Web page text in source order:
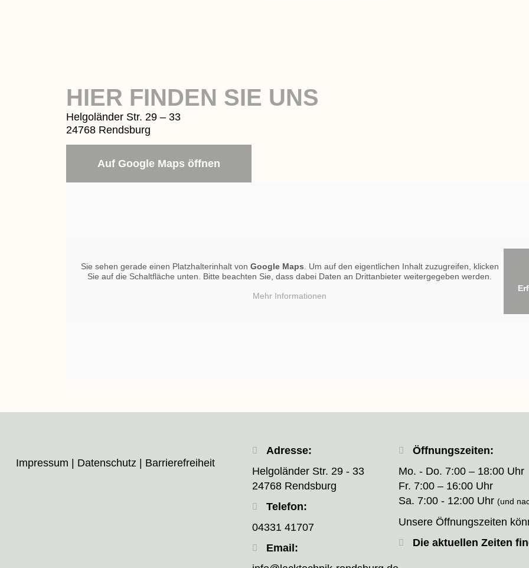
HIER FINDEN SIE UNS
Helgoländer Str. 29 – 33
24768 Rendsburg
Auf Google Maps öffnen
Sie sehen gerade einen Platzhalterinhalt von Google Maps . Um auf den eigentlichen Inhalt zuzugreifen, klicken
Sie auf die Schaltfläche unten. Bitte beachten Sie, dass dabei Daten an Drittanbieter weitergegeben werden.
Mehr Informationen
Impressum Datenschutz| Barrierefreiheit
Adresse:
Helgoländer Str. 29 - 33
24768 Rendsburg
Telefon:
04331 41707
Email:
Öffnungszeiten:
Mo. - Do. 7:00 – 18:00 Uhr
Fr. 7:00 – 16:00 Uhr
Sa. 7:00 - 12:00 Uhr (und
Unsere Öffnungszeiten
Die aktuellen Zeiten